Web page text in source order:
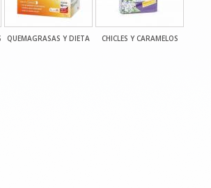
QUEMAGRASAS Y DIETA CHICLES Y CARAMELOS